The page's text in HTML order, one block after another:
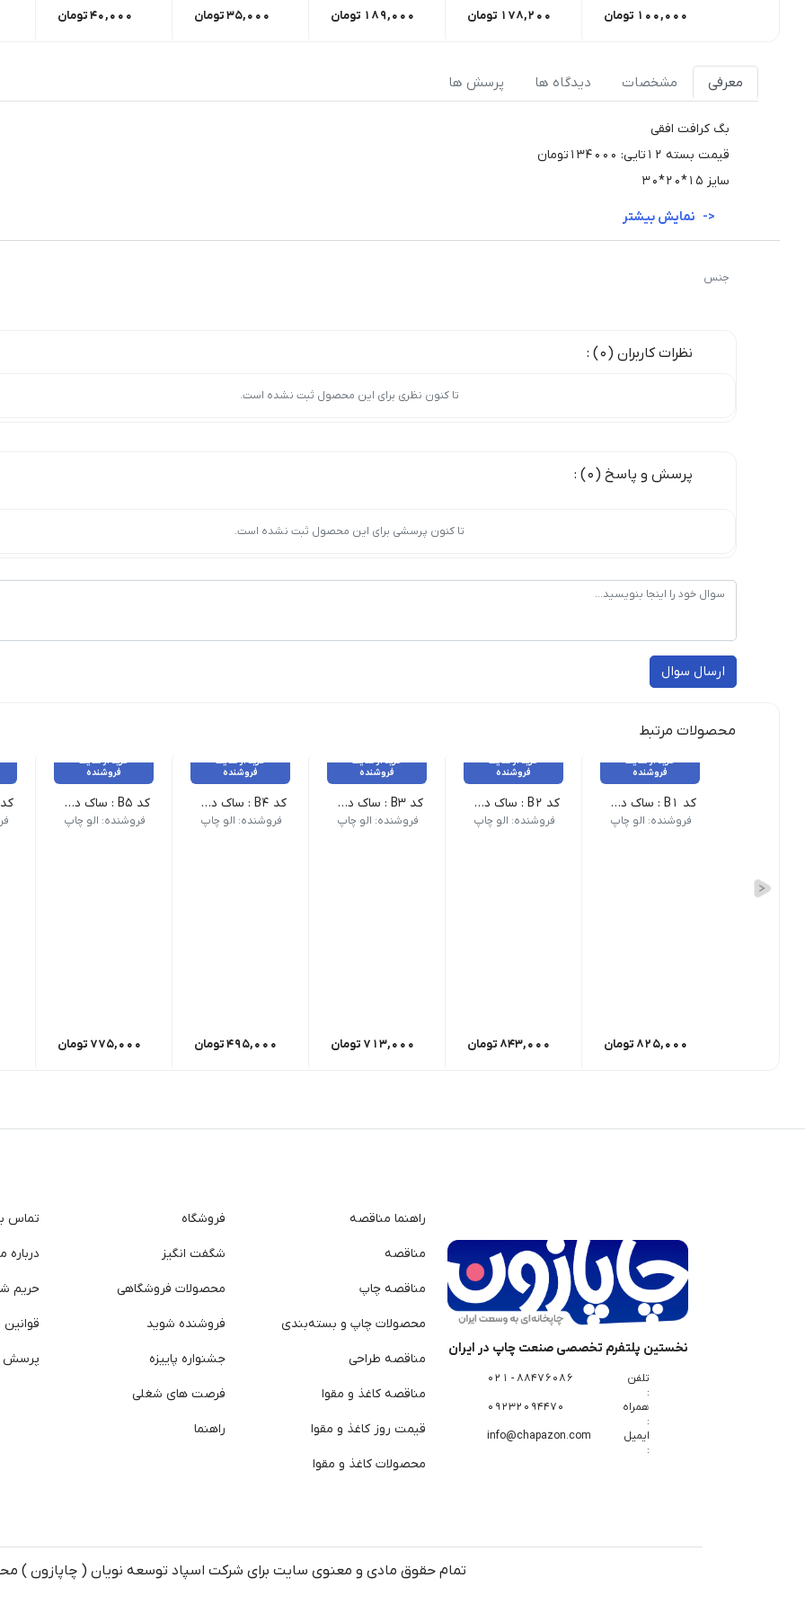
100,000 تومان 178,200 تومان 189,000 تومان 35,000تومان 40,000تومان
معرفی مشخصات دیدگاه ها پرسش ها
بگ کرافت افقی
قیمت بسته ۱۲تایی: 134000تومان
سایز 15*20*30
جنس
نظرات کاربران (0) :
تا کنون نظری برای این محصول ثبت نشده است.
پرسش و پاسخ (0) :
تا کنون پرسشی برای این محصول ثبت نشده است.
ارسال سوال
محصولات مرتبط
خرید از سایت
فروشنده
کد B1 : ساک دستی _ 25 عدد
فروشنده: الو چاپ
825,000 تومان
خرید از سایت
فروشنده
کد B2 : ساک دستی _ 25 عدد
فروشنده: الو چاپ
843,000 تومان
خرید از سایت
فروشنده
کد B3 : ساک دستی _ 25 عدد
فروشنده: الو چاپ
713,000 تومان
خرید از سایت
فروشنده
کد B4 : ساک دستی _ 25 عدد
فروشنده: الو چاپ
495,000تومان
خرید از سایت
فروشنده
کد B5 : ساک دستی _ 25 عدد
فروشنده: الو چاپ
775,000 تومان
نخستین پلتفرم تخصصی صنعت چاپ در ایران
تلفن
:
88476086 - 021
همراه
:
09232094470
ایمیل
:
info@chapazon.com
راهنما مناقصه
مناقصه
مناقصه چاپ
محصولات چاپ و بسته‌بندی
مناقصه طراحی
مناقصه کاغذ و مقوا
قیمت روز کاغذ و مقوا
محصولات کاغذ و مقوا
فروشگاه
شگفت انگیز
محصولات فروشگاهی
فروشنده شوید
جشنواره پاییزه
فرصت های شغلی
راهنما
تماس
درباره
حریم
پرسش
تمام حقوق مادی و معنوی سایت برای شرکت اسپاد توسعه نویان ( چاپازون )